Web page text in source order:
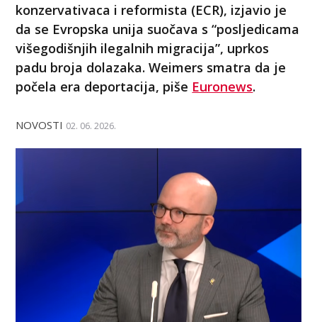
konzervativaca i reformista (ECR), izjavio je
da se Evropska unija suočava s “posljedicama
višegodišnjih ilegalnih migracija”, uprkos
padu broja dolazaka. Weimers smatra da je
počela era deportacija, piše Euronews.
NOVOSTI 02. 06. 2026.